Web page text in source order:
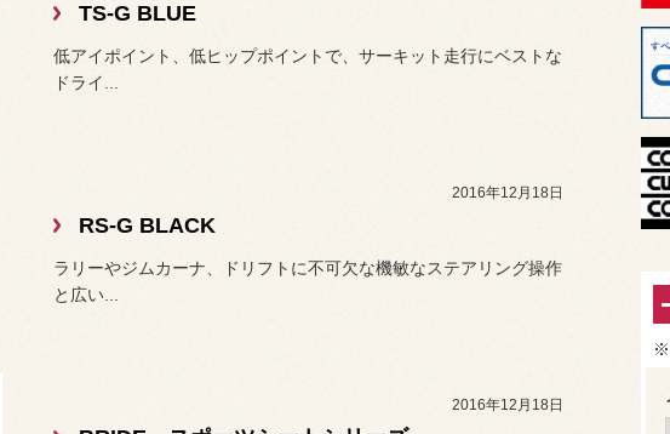
TS-G BLUE
低アイポイント、低ヒップポイントで、サーキット走行にベストな
ドライ...
2016年12月18日
RS-G BLACK
ラリーやジムカーナ、ドリフトに不可欠な機敏なステアリング操作
と広い...
2016年12月18日
※